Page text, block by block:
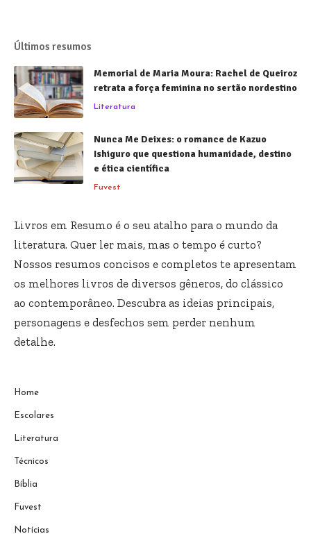
Últimos resumos
Memorial de Maria Moura: Rachel de Queiroz
retrata a força feminina no sertão nordestino
Literatura
Nunca Me Deixes: o romance de Kazuo
Ishiguro que questiona humanidade, destino
e ética científica
Fuvest
Livros em Resumo é o seu atalho para o mundo da
literatura. Quer ler mais, mas o tempo é curto?
Nossos resumos concisos e completos te apresentam
os melhores livros de diversos gêneros, do clássico
ao contemporâneo. Descubra as ideias principais,
personagens e desfechos sem perder nenhum
detalhe.
Home
Escolares
Literatura
Técnicos
Bíblia
Fuvest
Notícias